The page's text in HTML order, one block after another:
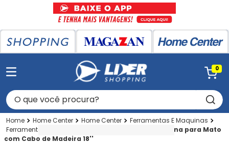
0
O que você procura?
Home Center Home Center
Ferramentas E Maquinas
Ferramentas Agricolas
Facão Tramontina para Mato
com Cabo de Madeira 18''